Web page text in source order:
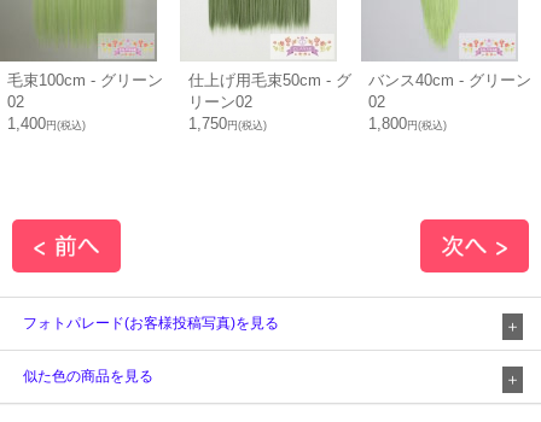
毛束100cm - グリーン
02
1,400円(税込)
仕上げ用毛束50cm - グ
リーン02
1,750円(税込)
バンス40cm - グリーン
02
1,800円(税込)
フォトパレード(お客様投稿写真)を見る
似た色の商品を見る